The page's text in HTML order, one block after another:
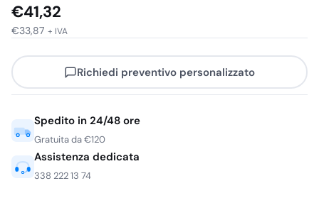
€41,32
€33,87 + IVA
Richiedi preventivo personalizzato
Spedito in 24/48 ore
Gratuita da €120
Assistenza dedicata
338 222 13 74